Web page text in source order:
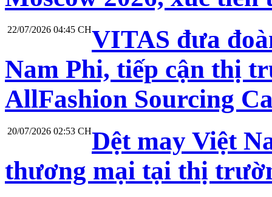
22/07/2026 04:45 CHVITAS đưa
Nam Phi, tiếp cận thị
AllFashion Sourcing
20/07/2026 02:53 CHDệt may Việt
thương mại tại thị